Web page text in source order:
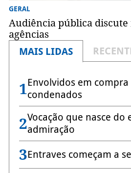
GERAL
Audiência pública discute
agências
MAIS LIDAS
1Envolvidos em
condenados
2Vocação que nasce do
admiração
3Entraves começam a